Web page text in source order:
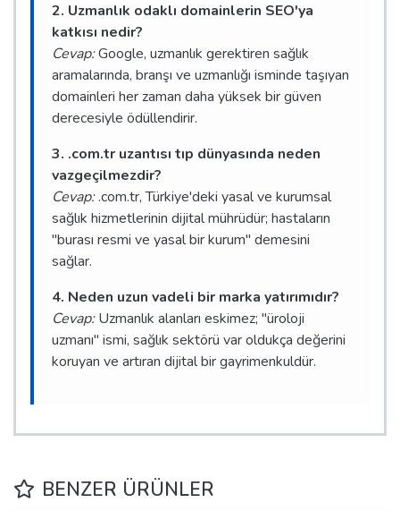
2. Uzmanlık odaklı domainlerin SEO'ya
katkısı nedir?
Cevap:Google, uzmanlık gerektiren sağlık
aramalarında, branşı ve uzmanlığı isminde taşıyan
domainleri her zaman daha yüksek bir güven
derecesiyle ödüllendirir.
3. .com.tr uzantısı tıp dünyasında neden
vazgeçilmezdir?
Cevap:.com.tr, Türkiye'deki yasal ve kurumsal
sağlık hizmetlerinin dijital mührüdür; hastaların
"burası resmi ve yasal bir kurum" demesini
sağlar.
4. Neden uzun vadeli bir marka yatırımıdır?
Cevap:Uzmanlık alanları eskimez; "üroloji
uzmanı" ismi, sağlık sektörü var oldukça değerini
koruyan ve artıran dijital bir gayrimenkuldür.
BENZER ÜRÜNLER